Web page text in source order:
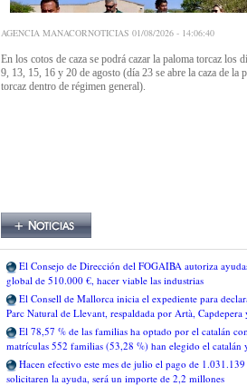
AGENCIA MANACORNOTICIAS 01/08/2026 - 14:06:40
En los cotos de caza se podrá cazar la paloma torcaz los
9, 13, 15, 16 y 20 de agosto (día 23 se abre la caza de la
torcaz dentro de régimen general).
El Consejo de Dirección del FOGAIBA autoriza
global de 510.000 €, hacer viable las industrias
El Consell de Mallorca inicia el expediente para
Parc Natural de Llevant, respaldada por Artà, Capdepera
El 78,57 % de las familias ha optado por el catalán
matrículas 552 familias (53,28 %) han elegido el
Hacen efectivo este mes de julio el pago de
solicitaren la ayuda, será un importe de 2,2 millones